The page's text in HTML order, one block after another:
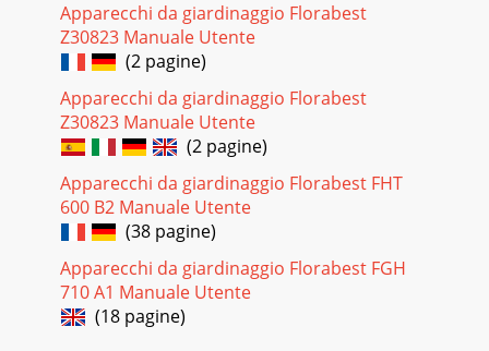
Apparecchi da giardinaggio Florabest
Z30823 Manuale Utente
(2 pagine)
Apparecchi da giardinaggio Florabest
Z30823 Manuale Utente
(2 pagine)
Apparecchi da giardinaggio Florabest FHT
600 B2 Manuale Utente
(38 pagine)
Apparecchi da giardinaggio Florabest FGH
710 A1 Manuale Utente
(18 pagine)